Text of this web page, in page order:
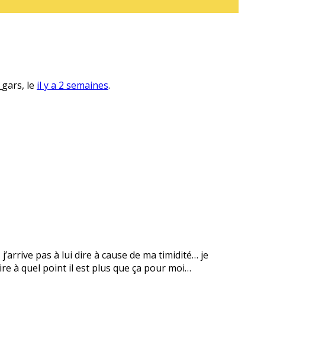
, le il y a 2 semaines.
pas à lui dire à cause de ma timidité… je
à quel point il est plus que ça pour moi…